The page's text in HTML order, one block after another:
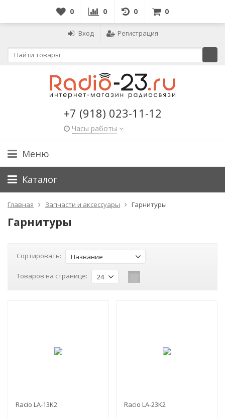
0 0 0 0
Вход Регистрация
+7 (918) 023-11-12
Часы работы
Меню
Каталог
Главная Запчасти и аксессуары Гарнитуры
Гарнитуры
Сортировать: Название
Товаров на странице: 24
Racio LA-13K2 Racio LA-23K2